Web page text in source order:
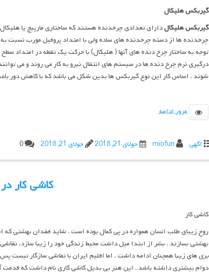
گیربکس هلیکال
گیربکس هلیکالدارای تعدادی چرخدنده هستند که ساختاری مارپیچ یا
چرخدنده ها از دسته چرخدنده های ساده ولی با امتداد پروفیل مورب نسبت
توجه به ساختار چرخ دنده های آنها ( هلیکال) با حرکت یک نقطه در امتداد
درگیری نرم چرخ دنده ها در سیستم های انتقال نیرو به کار می روند و می
شوند . اساس کار این نوع گیربکس ها بدین شکل می باشد که با کاهش دور
مرور ادامه
اگهی miofun جولای 21, 2018 جولای 21, 2018 0
کاشی کار
کاشی کار
روح زیبای طلب انسان همواره در پی کمال بوده است . شاید فقدان بهشتی که
بهشتی بسازند . بشر از ابتدا میل داشت محیط زندگی خود را زیبا سازد،
بریهای زیبا همچنان ادامه داشت . اما اقلیم ایران با نقاشی سازگار
دوام بیشتری داشته باشد . این هنر بی بدیل کاشی کاری نام داشت که